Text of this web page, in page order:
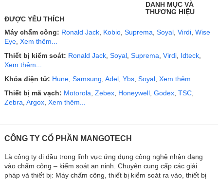
DANH MỤC VÀ
THƯƠNG HIỆU
ĐƯỢC YÊU THÍCH
Máy chấm công: Ronald Jack, Kobio, Suprema, Soyal, Virdi, Wise
Eye, Xem thêm...
Thiết bị kiểm soát: Ronald Jack, Soyal, Suprema, Virdi, Idteck,
Xem thêm...
Khóa điện tử: Hune, Samsung, Adel, Ybs, Soyal, Xem thêm...
Thiết bị mã vạch: Motorola, Zebex, Honeywell, Godex, TSC,
Zebra, Argox, Xem thêm...
CÔNG TY CỔ PHẦN MANGOTECH
Là công ty đi đầu trong lĩnh vực ứng dụng công nghệ nhận dạng
vào chấm công – kiểm soát an ninh. Chuyên cung cấp các giải
pháp và thiết bị: Máy chấm công, thiết bị kiểm soát ra vào, thiết bị